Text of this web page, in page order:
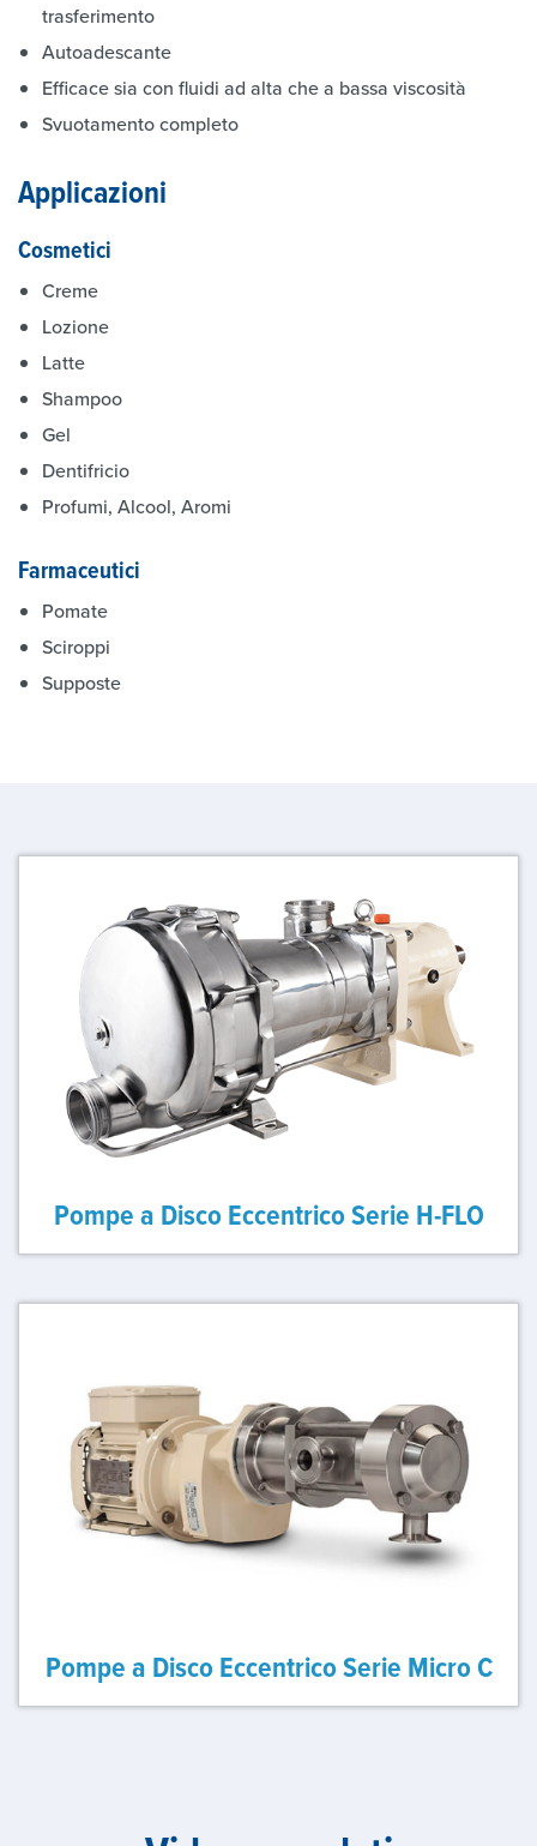
trasferimento
Autoadescante
Efficace sia con fluidi ad alta che a bassa viscosità
Svuotamento completo
Applicazioni
Cosmetici
Creme
Lozione
Latte
Shampoo
Gel
Dentifricio
Profumi, Alcool, Aromi
Farmaceutici
Pomate
Sciroppi
Supposte
Pompe a Disco Eccentrico Serie H-FLO
Pompe a Disco Eccentrico Serie Micro C